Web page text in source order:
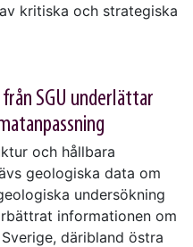
kritiska och strategiska
SGU underlättar
och hållbara
geologiska data om
undersökning
informationen om
däribland östra